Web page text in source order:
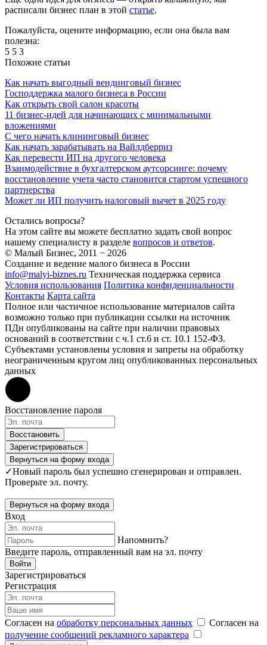
расписали бизнес план в этой статье.
Пожалуйста, оцените информацию, если она была вам
полезна:
5 5 3
Похожие статьи
Как начать выгодный вендинговый бизнес
Господдержка малого бизнеса в России
Как открыть свой салон красоты
11 бизнес-идей для начинающих с минимальными
вложениями
С чего начать клининговый бизнес
Как начать зарабатывать на Вайлдберриз
Как перевести ИП на другого человека
Взаимодействие в бухгалтерском аутсорсинге: почему
восстановление учета часто становится стартом успешного
партнерства
Может ли ИП получить налоговый вычет в 2025 году
Остались вопросы?
На этом сайте вы можете бесплатно задать свой вопрос
нашему специалисту в разделе вопросов и ответов.
© Малый Бизнес, 2011 − 2026
Создание и ведение малого бизнеса в России
info@malyi-biznes.ru Техническая поддержка сервиса
Условия использования Политика конфиденциальности
Контакты Карта сайта
Полное или частичное использование материалов сайта
возможно только при публикации ссылки на источник
ПДн опубликованы на сайте при наличии правовых
оснований в соответствии с ч.1 ст.6 и ст. 10.1 152-ФЗ.
Субъектами установлены условия и запреты на обработку
неограниченным кругом лиц опубликованных персональных
данных
Восстановление пароля
Восстановить
Зарегистрироваться
Вернуться на форму входа
✓Новый пароль был успешно сгенерирован и отправлен.
Проверьте эл. почту.
Вернуться на форму входа
Вход
Напомнить?
Введите пароль, отправленный вам на эл. почту
Войти
Зарегистрироваться
Регистрация
Согласен на обработку персональных данных
Согласен на
получение сообщений рекламного характера